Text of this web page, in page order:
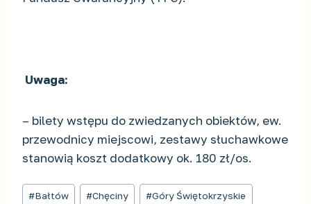
Uwaga:
– bilety wstępu do zwiedzanych obiektów, ew.
przewodnicy miejscowi, zestawy słuchawkowe
stanowią koszt dodatkowy ok. 180 zł/os.
Tagi
#Bałtów #Chęciny #Góry Świętokrzyskie